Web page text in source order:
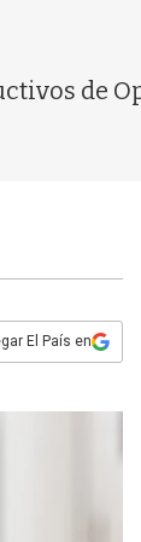
de
El País en